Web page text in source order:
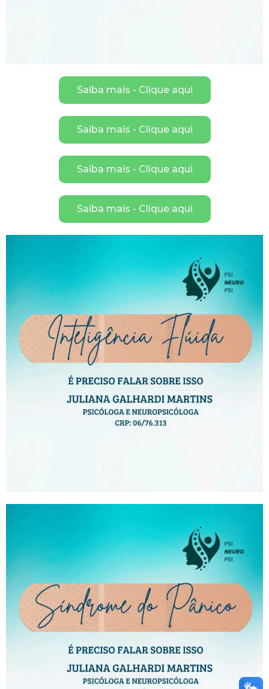
Saiba mais - Clique aqui
Saiba mais - Clique aqui
Saiba mais - Clique aqui
Saiba mais - Clique aqui